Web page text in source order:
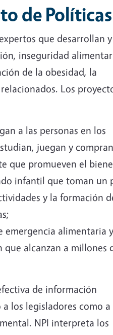
de
que desarrollan y
inseguridad
de la obesidad, la
Los
a las personas en los
juegan y
que promueven el
infantil que toman un
y la formación
emergencia alimentaria y
alcanzan a millones
de información
los legisladores como a
NPI interpreta los